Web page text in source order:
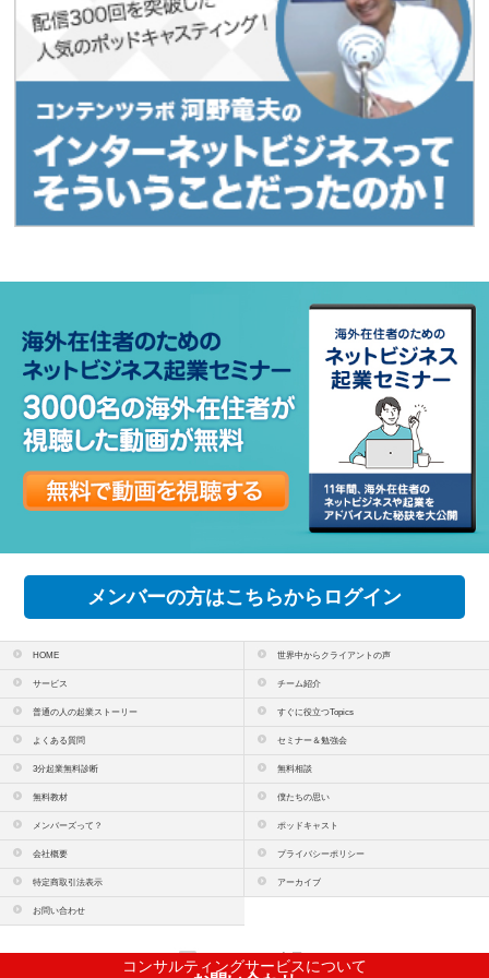
コンサルティングサービスについて
メンバーの方はこちらからログイン
HOME 世界中からクライアントの声
サービス チーム紹介
普通の人の起業ストーリー すぐに役立つTopics
よくある質問 セミナー＆勉強会
3分起業無料診断 無料相談
無料教材 僕たちの思い
メンバーズって？ ポッドキャスト
会社概要 プライバシーポリシー
特定商取引法表示 アーカイブ
お問い合わせ
PCサイトを表示